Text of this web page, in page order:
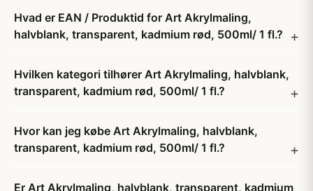
Hvad er EAN / Produktid for Art Akrylmaling,
halvblank, transparent, kadmium rød, 500ml/ 1 fl.?
Hvilken kategori tilhører Art Akrylmaling, halvblank,
transparent, kadmium rød, 500ml/ 1 fl.?
Hvor kan jeg købe Art Akrylmaling, halvblank,
transparent, kadmium rød, 500ml/ 1 fl.?
Er Art Akrylmaling, halvblank, transparent, kadmium